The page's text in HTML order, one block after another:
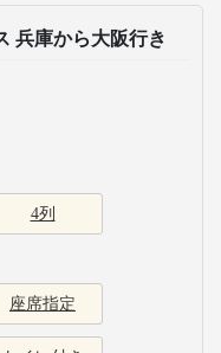
兵庫から大阪行き
4列
座席指定